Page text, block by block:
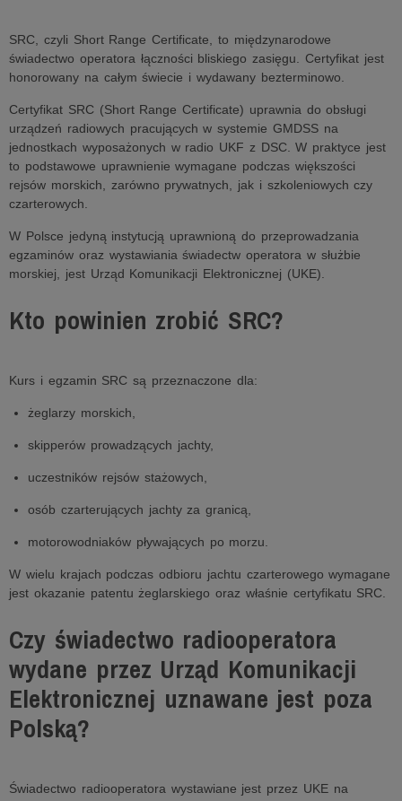
SRC, czyli Short Range Certificate, to międzynarodowe
świadectwo operatora łączności bliskiego zasięgu. Certyfikat jest
honorowany na całym świecie i wydawany bezterminowo.
Certyfikat SRC (Short Range Certificate) uprawnia do obsługi
urządzeń radiowych pracujących w systemie GMDSS na
jednostkach wyposażonych w radio UKF z DSC. W praktyce jest
to podstawowe uprawnienie wymagane podczas większości
rejsów morskich, zarówno prywatnych, jak i szkoleniowych czy
czarterowych.
W Polsce jedyną instytucją uprawnioną do przeprowadzania
egzaminów oraz wystawiania świadectw operatora w służbie
morskiej, jest Urząd Komunikacji Elektronicznej (UKE).
Kto powinien zrobić SRC?
Kurs i egzamin SRC są przeznaczone dla:
żeglarzy morskich,
skipperów prowadzących jachty,
uczestników rejsów stażowych,
osób czarterujących jachty za granicą,
motorowodniaków pływających po morzu.
W wielu krajach podczas odbioru jachtu czarterowego wymagane
jest okazanie patentu żeglarskiego oraz właśnie certyfikatu SRC.
Czy świadectwo radiooperatora
wydane przez Urząd Komunikacji
Elektronicznej uznawane jest poza
Polską?
Świadectwo radiooperatora wystawiane jest przez UKE na